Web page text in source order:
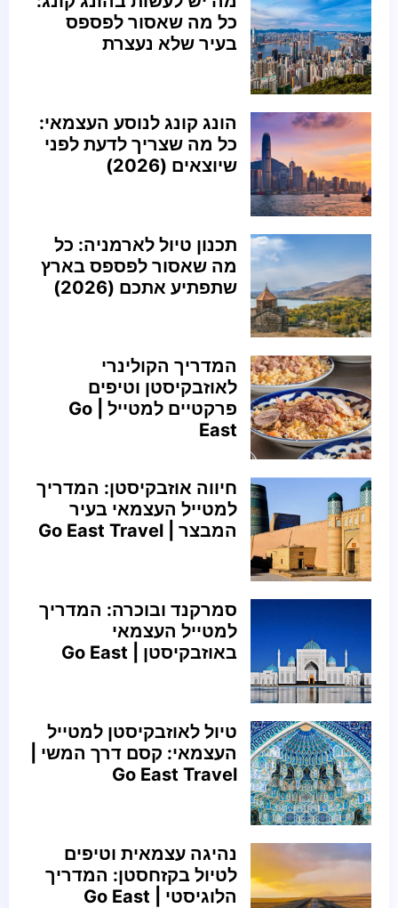
כל מה שאסור לפספס
בעיר שלא נעצרת
הונג קונג לנוסע העצמאי:
כל מה שצריך לדעת לפני
שיוצאים (2026)
תכנון טיול לארמניה: כל
מה שאסור לפספס בארץ
שתפתיע אתכם (2026)
המדריך הקולינרי
לאוזבקיסטן וטיפים
פרקטיים למטייל | Go
East
חיווה אוזבקיסטן: המדריך
למטייל העצמאי בעיר
המבצר | Go East Travel
סמרקנד ובוכרה: המדריך
למטייל העצמאי
באוזבקיסטן | Go East
טיול לאוזבקיסטן למטייל
העצמאי: קסם דרך המשי |
Go East Travel
נהיגה עצמאית וטיפים
לטיול בקזחסטן: המדריך
הלוגיסטי | Go East